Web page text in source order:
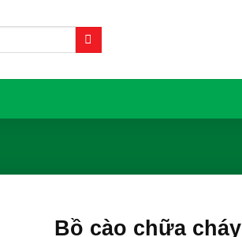
Bồ cào chữa cháy